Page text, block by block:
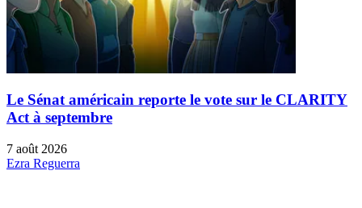
Le Sénat américain reporte le vote sur le CLARITY
Act à septembre
7 août 2026
Ezra Reguerra